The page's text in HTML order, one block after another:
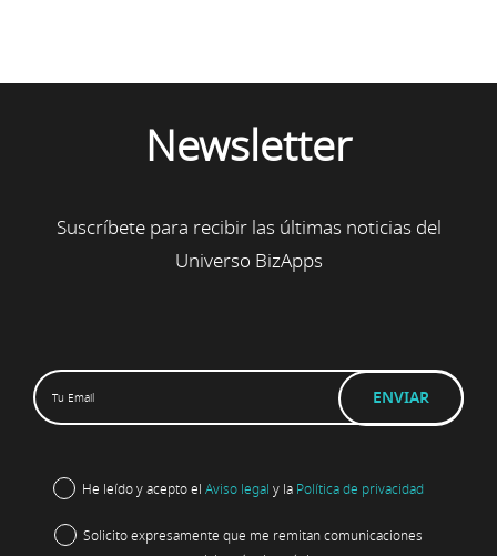
Newsletter
Suscríbete para recibir las últimas noticias del
Universo BizApps
He leído y acepto el Aviso legal y la Política de privacidad
Solicito expresamente que me remitan comunicaciones